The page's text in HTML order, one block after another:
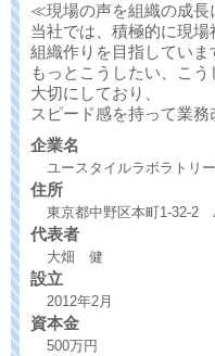
≪現場の声を組織の成
当社では、積極的に現
組織作りを目指していま
もっとこうしたい、こ
大切にしており、
スピード感を持って業務
企業名
ユースタイルラボラトリ
住所
東京都中野区本町1-32-2
代表者
大畑 健
設立
2012年2月
資本金
500万円